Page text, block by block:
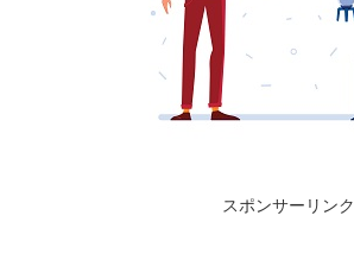
スポンサーリンク